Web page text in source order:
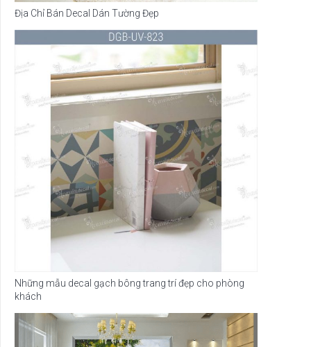
Địa Chỉ Bán Decal Dán Tường Đẹp
Những mẫu decal gạch bông trang trí đẹp cho phòng
khách